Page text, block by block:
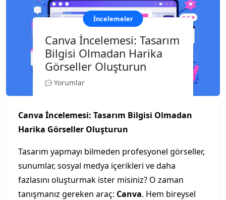
İncelemeler
Canva İncelemesi: Tasarım
Bilgisi Olmadan Harika
Görseller Oluşturun
Yorumlar
Canva İncelemesi: Tasarım Bilgisi Olmadan
Harika Görseller Oluşturun
Tasarım yapmayı bilmeden profesyonel görseller,
sunumlar, sosyal medya içerikleri ve daha
fazlasını oluşturmak ister misiniz? O zaman
tanışmanız gereken araç: Canva. Hem bireysel